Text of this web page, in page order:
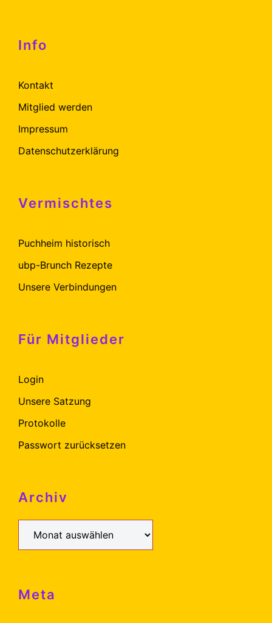
Info
Kontakt
Mitglied werden
Impressum
Datenschutzerklärung
Vermischtes
Puchheim historisch
ubp-Brunch Rezepte
Unsere Verbindungen
Für Mitglieder
Login
Unsere Satzung
Protokolle
Passwort zurücksetzen
Archiv
Meta